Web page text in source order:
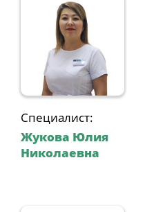
Специалист:
Жукова Юлия
Николаевна